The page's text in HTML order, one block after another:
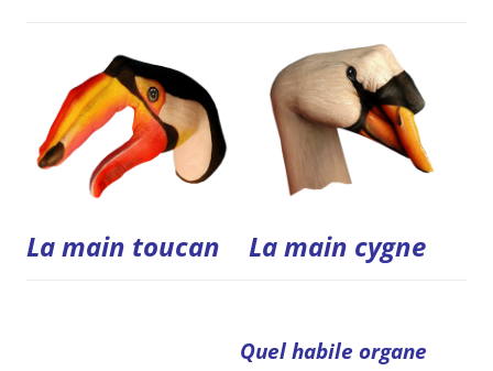
La main toucan La main cygne
Quel habile organe